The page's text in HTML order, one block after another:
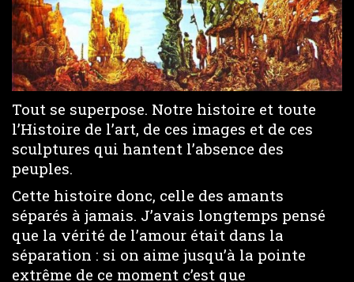
Tout se superpose. Notre histoire et toute
l’Histoire de l’art, de ces images et de ces
sculptures qui hantent l’absence des
peuples.
Cette histoire donc, celle des amants
séparés à jamais. J’avais longtemps pensé
que la vérité de l’amour était dans la
séparation : si on aime jusqu’à la pointe
extrême de ce moment c’est que